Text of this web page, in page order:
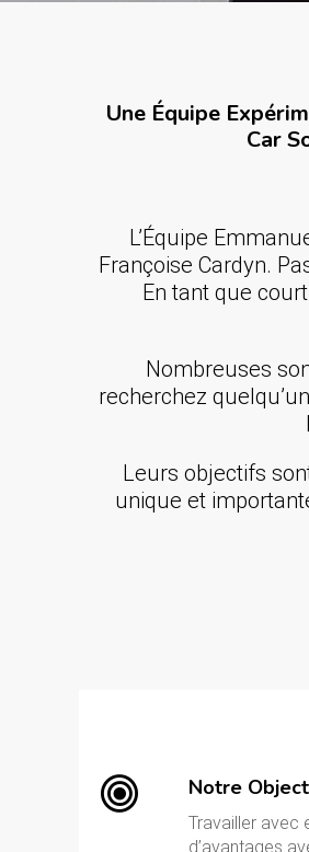
Une Équipe
Car
L’Équipe
Françoise Cardyn.
En tant que
Nombreuses
recherchez
Leurs objectifs
unique et
Notre
Travailler avec
d’avantages